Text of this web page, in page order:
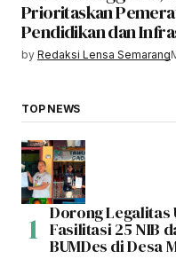
Prioritaskan
Pendidikan dan
by Redaksi Lensa Semarang
TOP NEWS
Dorong Legalitas
Fasilitasi 25 NIB
BUMDes di Desa